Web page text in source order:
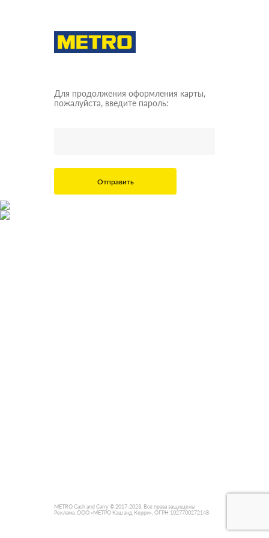
Для продолжения оформления карты,
пожалуйста, введите пароль:
Отправить
METRO Cash and Carry © 2017-2023. Все права защищены
Реклама. ООО «МЕТРО Кэш энд Керри», ОГРН 1027700272148